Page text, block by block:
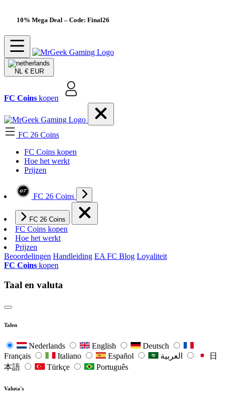
10% Mega Deal – Code: Final26
NL € EUR
FC Coins kopen
FC 26 Coins
FC Coins kopen
Hoe het werkt
Prijzen
FC 26 Coins
FC 26 Coins
FC Coins kopen
Hoe het werkt
Prijzen
Beoordelingen Handleiding EA FC Blog Loyaliteit
FC Coins kopen
Taal en valuta
Talen
Nederlands English
Deutsch
Français
Italiano Español
日
本語
Türkçe Português
Valuta's